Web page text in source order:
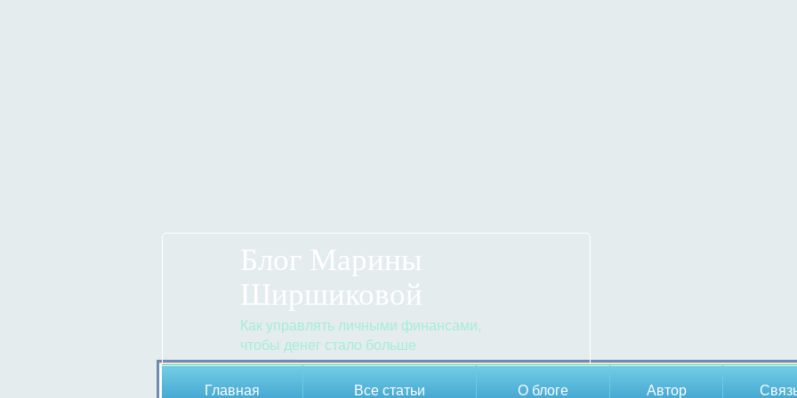
Блог Марины
Ширшиковой
Как управлять личными финансами,
чтобы денег стало больше
Главная Все статьи О блоге Автор